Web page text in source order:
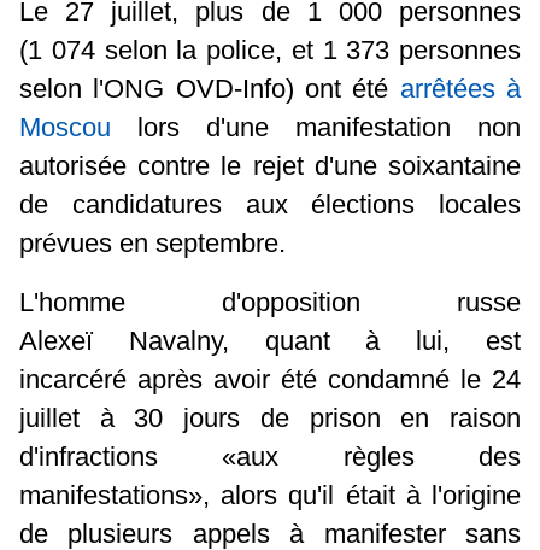
Le 27 juillet, plus de 1 000 personnes
(1 074 selon la police, et 1 373 personnes
selon l'ONG OVD-Info) ont été arrêtées à
Moscou lors d'une manifestation non
autorisée contre le rejet d'une soixantaine
de candidatures aux élections locales
prévues en septembre.
L'homme d'opposition russe
Alexeï Navalny, quant à lui, est
incarcéré après avoir été condamné le 24
juillet à 30 jours de prison en raison
d'infractions «aux règles des
manifestations», alors qu'il était à l'origine
de plusieurs appels à manifester sans